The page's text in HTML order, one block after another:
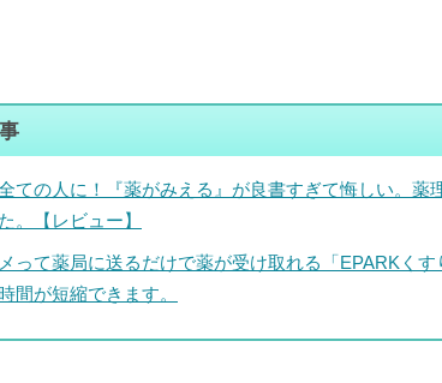
ての人に！『薬がみえる』が良書すぎて悔しい。薬
。【レビュー】
って薬局に送るだけで薬が受け取れる「EPARKく
間が短縮できます。